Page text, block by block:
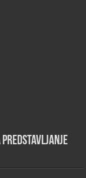
predstavljanje